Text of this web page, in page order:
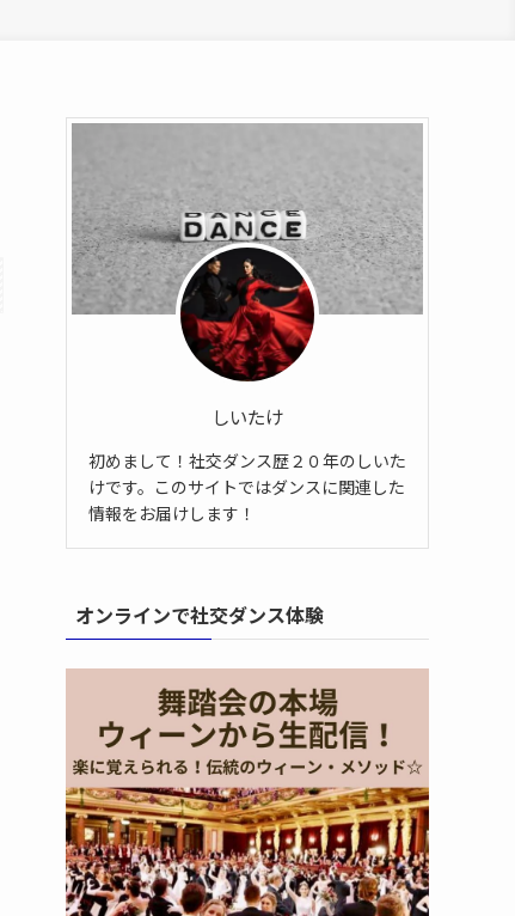
しいたけ
初めまして！社交ダンス歴２０年のしいた
けです。このサイトではダンスに関連した
情報をお届けします！
オンラインで社交ダンス体験